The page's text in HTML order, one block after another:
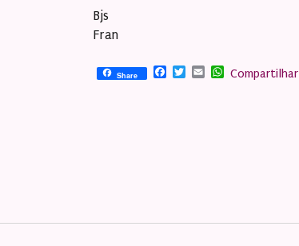
Bjs
Fran
Share Facebook
Twitter
EmailWhatsApp
Compartilhar